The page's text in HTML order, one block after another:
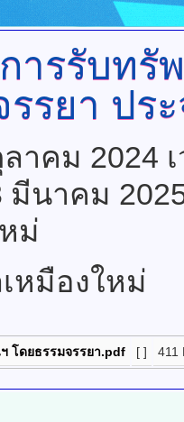
ารรับท
รยา ปร
าคม 2024
นาคม
ม่
หมืองใหม่
โดยธรรมจรรยา.pdf [ ] 411